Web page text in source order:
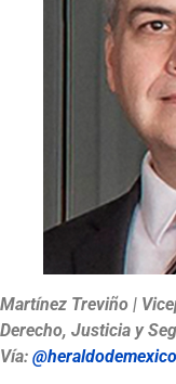
Martínez Treviño |
Derecho, Justicia y
Vía: @heraldodemexico